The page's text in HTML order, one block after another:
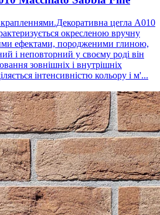
цегла A010
окресленою вручну
ефектами, породженими глиною,
і неповторний у своєму роді він
зовнішніх і внутрішніх
інтенсивністю кольору і м'...